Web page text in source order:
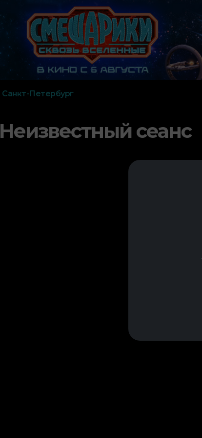
Санкт-Петербург
Неизвестный сеанс